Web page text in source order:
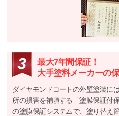
最大7年間保証！
大手塗料メーカーの
ダイヤモンドコートの外壁塗装に
所の損害を補填する「塗膜保証付
の塗膜保証システムで、塗り替え